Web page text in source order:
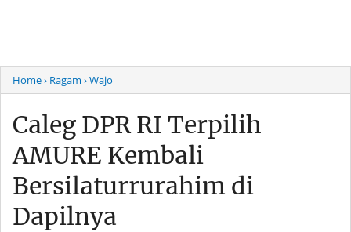
Home› Ragam › Wajo
Caleg DPR RI Terpilih
AMURE Kembali
Bersilaturrurahim di
Dapilnya